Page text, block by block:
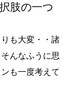
肢の一つ
も大変・・諸
んなふうに思
も一度考えて